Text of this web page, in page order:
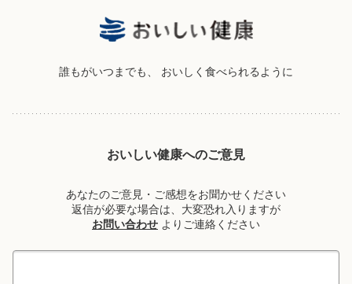
誰もがいつまでも、 おいしく食べられるように
おいしい健康へのご意見
あなたのご意見・ご感想をお聞かせください
返信が必要な場合は、大変恐れ入りますが
お問い合わせ よりご連絡ください